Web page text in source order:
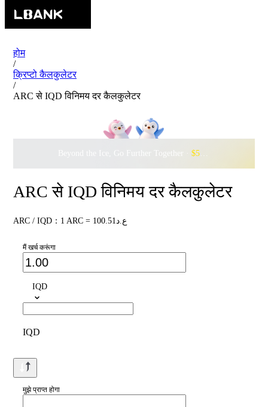
होम
/
क्रिप्टो कैलकुलेटर
/
ARC से IQD विनिमय दर कैलकुलेटर
Beyond the Ice, Go Further Together · $500,000
ARC से IQD विनिमय दर कैलकुलेटर
ARC / IQD：1 ARC = ع.د100.51
मैं खर्च करूंगा
IQD
IQD
मुझे प्राप्त होगा